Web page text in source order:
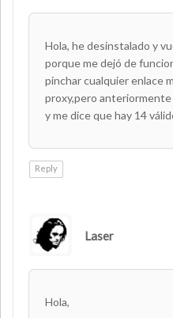
Hola, he desinstalado y
porque me dejó de
pinchar cualquier enlace
proxy,pero
y me dice que hay 14
Reply
Laser
Hola,